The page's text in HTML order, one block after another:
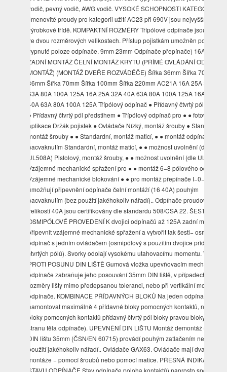
vodič, pevný vodič, AWG vodič. VYSOKÉ SCHOPNOSTI KATEGORII
Jmenovité proudy pro kategorii užití AC23 při 690V jsou nejvyšší své
výrobkové třídě. KOMPAKTNÍ ROZMĚRY Třípólové odpínače jsou
ve dvou rozměrových velikostech. Přístup pojistkám umožněn pouze
vypnuté poloze odpínače. 9mm 23mm Odpínače přepínače) 16A 125A
ZADNÍ MONTÁŽ ČELNÍ MONTÁŽ KRYTU (PŘÍMÉ OVLÁDÁNÍ
MONTÁŽ) (MONTÁŽ DVEŘE ROZVÁDĚČE) Šířka 36mm Šířka 70mm
36mm Šířka 70mm Šířka 100mm Šířka 220mm AC21A 16A 25A 32A 40A
63A 80A 100A 125A 16A 25A 32A 40A 63A 80A 100A 125A 16A 25A
40A 63A 80A 100A 125A Třípólový odpínač ● Přídavný čtvrtý pól
● Přídavný čtvrtý pól předstihem ● Třípólový odpínač pro ● ● fotovoltaické
aplikace Držák pojistek ● Ovládače Nízký, montáž šrouby ● Standardní,
montáž šrouby ● ● Standardní, montáž maticí, ● ● montáž odpínače
nacvaknutím Standardní, montáž maticí, ● ● možnost uvolnění (dle
UL508A) Pistolový, montáž šrouby, ● ● možnost uvolnění (dle UL508A)
Vzájemné mechanické spřažení pro ● ● montáž 6−8 pólového odpínače
Vzájemné mechanické blokování ● ● pro montáž přepínače I−0−II .
umožňují připevnění odpínače čelní montáží (16 40A) pouhým
nacvaknutím (bez použití jakéhokoliv nářadí).. Odpínače proudových
velikostí 40A jsou certifikovány dle standardu 508/CSA 22. ŠESTI−
OSMIPÓLOVÉ PROVEDENÍ K dvojici odpínačů až 125A zadní montáží
připevnit vzájemné mechanické spřažení a vytvořit tak šesti− osmipólový
odpínač s jedním ovládačem (osmipólový s použitím dvojice přídavných
čtvrtých pólů). Svorky odolají vysokému utahovacímu momentu. VLOŽKA
PROTI POSUNU DIN LIŠTĚ Gumová vložka upevňovacím mechanismu
odpínače zabraňuje jeho posouvání 35mm DIN liště, v případech, kdy
rozměry lišty mimo předepsanou toleranci, nebo při vertikální montáži
odpínače. KOMBINACE PŘÍDAVNÝCH BLOKŮ Na jeden odpínač lze
namontovat maximálně 4 přídavné bloky pomocných kontaktů, nebo 3
bloky pomocných kontaktů přídavný čtvrtý pól bloky pravou bloky na
stranu těla odpínače). UPEVNĚNÍ DIN LIŠTU Montáž demontáž
DIN lištu 35mm (ČSN/EN 60715) provádí pouhým zatlačením
použití jakéhokoliv nářadí.. Ovládače GAX63. Ovládače mají dva druhy
montáže − pomocí šroubů nebo pomocí matice. PŘESNÁ INDIKACE